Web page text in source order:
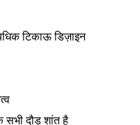
टिकाऊ डिज़ाइन
सभी दौड़ शांत है